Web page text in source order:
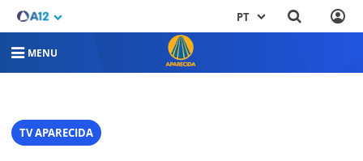
PT
MENU
TV APARECIDA